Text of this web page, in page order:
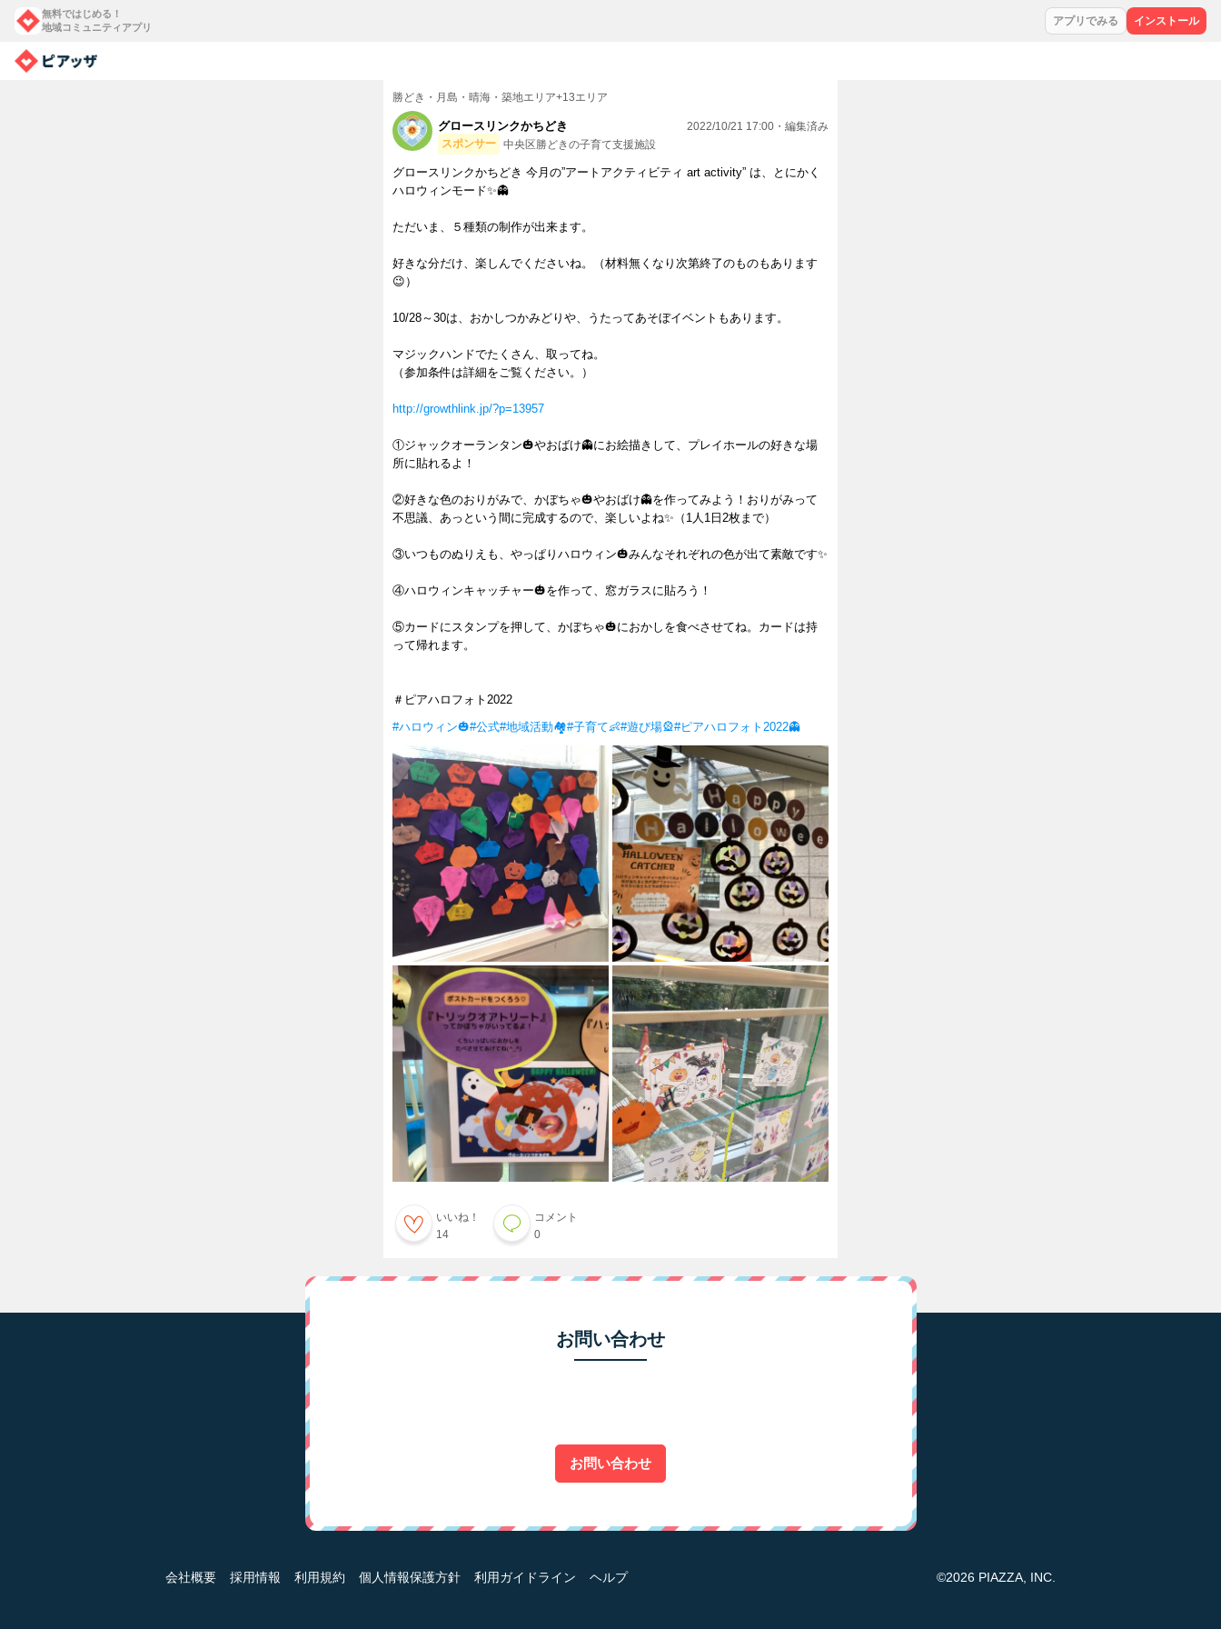
無料ではじめる！
地域コミュニティアプリ
アプリでみる インストール
勝どき・月島・晴海・築地エリア+13エリア
グロースリンクかちどき
スポンサー 中央区勝どきの子育て支援施設
2022/10/21 17:00・編集済み
グロースリンクかちどき 今月の”アートアクティビティ art activity” は、とにかく
ハロウィンモード✨👻
ただいま、５種類の制作が出来ます。
好きな分だけ、楽しんでくださいね。（材料無くなり次第終了のものもあります
😉）
10/28～30は、おかしつかみどりや、うたってあそぼイベントもあります。
マジックハンドでたくさん、取ってね。
（参加条件は詳細をご覧ください。）
http://growthlink.jp/?p=13957
①ジャックオーランタン🎃やおばけ👻にお絵描きして、プレイホールの好きな場
所に貼れるよ！
②好きな色のおりがみで、かぼちゃ🎃やおばけ👻を作ってみよう！おりがみって
不思議、あっという間に完成するので、楽しいよね✨（1人1日2枚まで）
③いつものぬりえも、やっぱりハロウィン🎃みんなそれぞれの色が出て素敵です✨
④ハロウィンキャッチャー🎃を作って、窓ガラスに貼ろう！
⑤カードにスタンプを押して、かぼちゃ🎃におかしを食べさせてね。カードは持
って帰れます。
＃ピアハロフォト2022
#ハロウィン🎃#公式#地域活動🏘#子育て👶#遊び場🎡#ピアハロフォト2022👻
いいね！
14
コメント
0
お問い合わせ
お問い合わせ
会社概要 採用情報 利用規約 個人情報保護方針 利用ガイドライン ヘルプ ©2026 PIAZZA, INC.